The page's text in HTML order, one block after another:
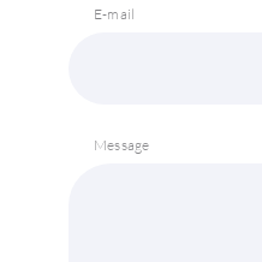
E-mail
Message